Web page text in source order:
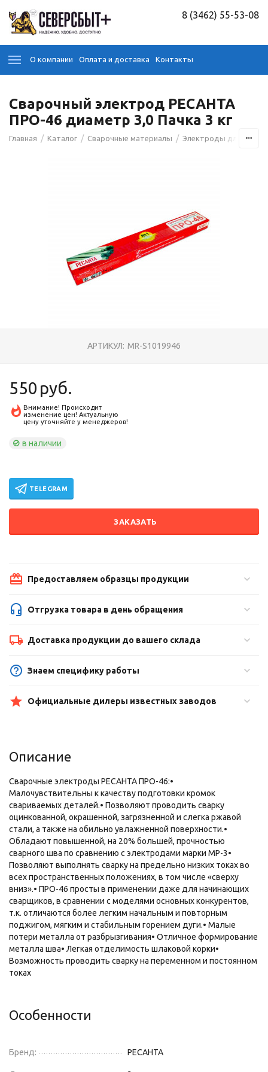
8 (3462) 55-53-08
О компании Оплата и доставка Контакты
Сварочный электрод РЕСАНТА
ПРО-46 диаметр 3,0 Пачка 3 кг
Главная / Каталог / Сварочные материалы / Электроды для сварки
АРТИКУЛ: MR-S1019946
550 руб.
Внимание! Происходит
изменение цен! Актуальную
цену уточняйте у менеджеров!
в наличии
TELEGRAM
ЗАКАЗАТЬ
Предоставляем образцы продукции
Отгрузка товара в день обращения
Доставка продукции до вашего склада
Знаем специфику работы
Официальные дилеры известных заводов
Описание
Сварочные электроды РЕСАНТА ПРО-46:•
Малочувствительны к качеству подготовки кромок
свариваемых деталей.• Позволяют проводить сварку
оцинкованной, окрашенной, загрязненной и слегка ржавой
стали, а также на обильно увлажненной поверхности.•
Обладают повышенной, на 20% большей, прочностью
сварного шва по сравнению с электродами марки МР-3•
Позволяют выполнять сварку на предельно низких токах во
всех пространственных положениях, в том числе «сверху
вниз».• ПРО-46 просты в применении даже для начинающих
сварщиков, в сравнении с моделями основных конкурентов,
т.к. отличаются более легким начальным и повторным
поджигом, мягким и стабильным горением дуги.• Малые
потери металла от разбрызгивания• Отличное формирование
металла шва• Легкая отделимость шлаковой корки•
Возможность проводить сварку на переменном и постоянном
токах
Особенности
Бренд: РЕСАНТА